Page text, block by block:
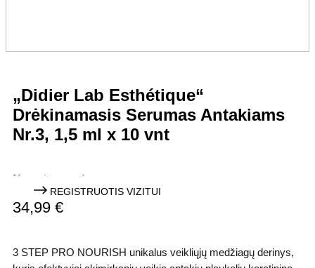
„Didier Lab Esthétique“
Drėkinamasis Serumas Antakiams
Nr.3, 1,5 ml x 10 vnt
No reviews to show
REGISTRUOTIS VIZITUI
34,99 €
3 STEP PRO NOURISH unikalus veikliųjų medžiagų derinys,